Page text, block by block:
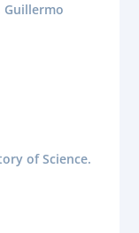
Guillermo
of Science.